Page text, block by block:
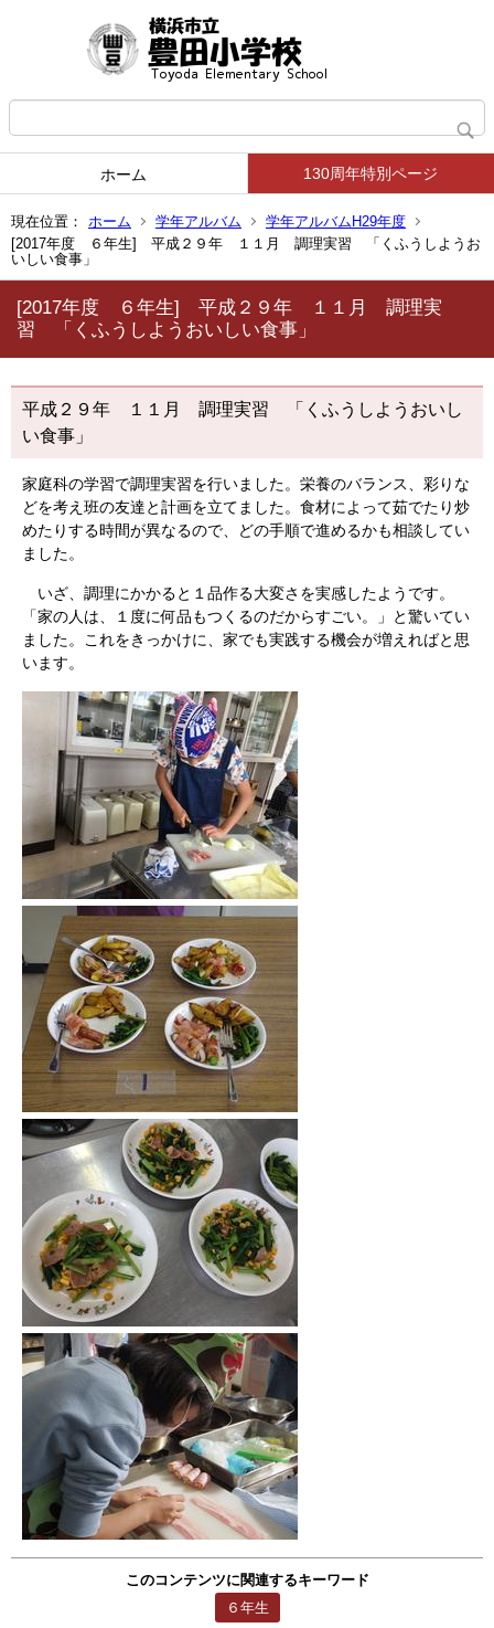
ホーム 130周年特別ページ
現在位置： ホーム 学年アルバム
学年アルバムH29年度
[2017年度 ６年生] 平成２９年 １１月 調理実習 「くふうしようお
いしい食事」
[2017年度 ６年生] 平成２９年 １１月 調理実
習 「くふうしようおいしい食事」
平成２９年 １１月 調理実習 「くふうしようおいし
い食事」
家庭科の学習で調理実習を行いました。栄養のバランス、彩りな
どを考え班の友達と計画を立てました。食材によって茹でたり炒
めたりする時間が異なるので、どの手順で進めるかも相談してい
ました。
いざ、調理にかかると１品作る大変さを実感したようです。
「家の人は、１度に何品もつくるのだからすごい。」と驚いてい
ました。これをきっかけに、家でも実践する機会が増えればと思
います。
このコンテンツに関連するキーワード
６年生